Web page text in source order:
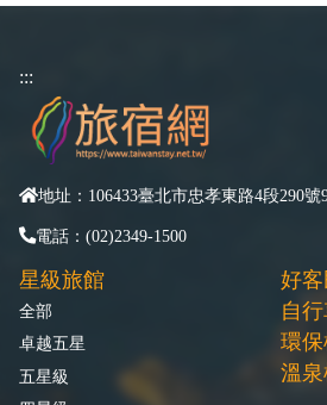
:::
地址：106433臺北市忠孝東路4段290號
電話：(02)2349-1500
星級旅館
全部
卓越五星
五星級
好
自
環
溫